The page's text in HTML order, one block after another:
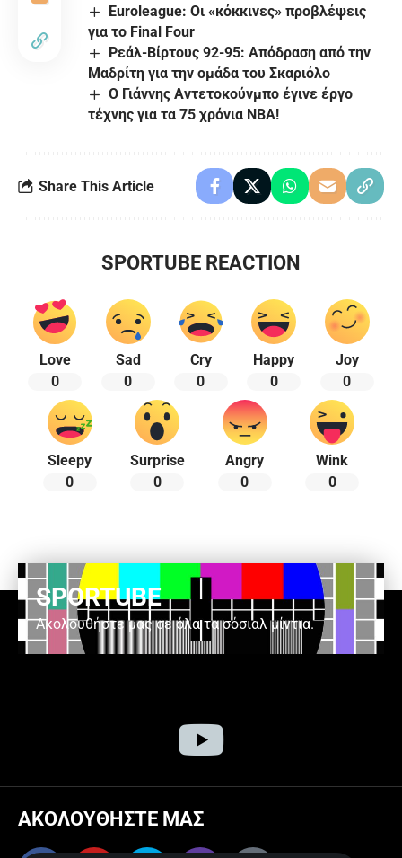
Euroleague: Οι «κόκκινες» προβλέψεις
για το Final Four
Ρεάλ-Βίρτους 92-95: Απόδραση από την
Μαδρίτη για την ομάδα του Σκαριόλο
Ο Γιάννης Αντετοκούνμπο έγινε έργο
τέχνης για τα 75 χρόνια NBA!
Share This Article
SPORTUBE REACTION
Love
0
Sad
0
Cry
0
Happy
0
Joy
0
Sleepy
0
Surprise
0
Angry
0
Wink
0
SPORTUBE
Ακολουθήστε μας σε όλα τα σόσιαλ μίντια.
ΑΚΟΛΟΥΘΗΣΤΕ ΜΑΣ